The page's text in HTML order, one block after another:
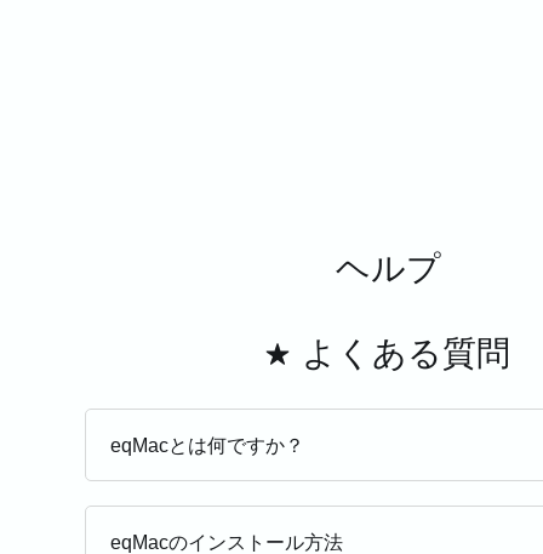
ヘルプ
よくある質問
eqMacとは何ですか？
eqMacのインストール方法